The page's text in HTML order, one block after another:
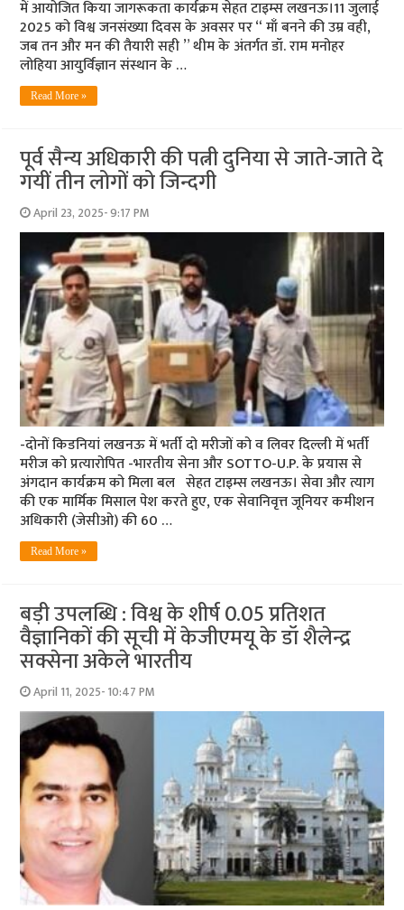
में आयोजित किया जागरूकता कार्यक्रम सेहत टाइम्स लखनऊ।11 जुलाई
2025 को विश्व जनसंख्या दिवस के अवसर पर “ माँ बनने की उम्र वही,
जब तन और मन की तैयारी सही ” थीम के अंतर्गत डॉ. राम मनोहर
लोहिया आयुर्विज्ञान संस्थान के …
Read More »
पूर्व सैन्य अधिकारी की पत्नी दुनिया से जाते-जाते दे
गयीं तीन लोगों को जिन्दगी
April 23, 2025- 9:17 PM
-दोनों कि​डनियां लखनऊ में भर्ती दो मरीजों को व लिवर दिल्ली में भर्ती
मरीज को प्रत्यारोपित -भारतीय सेना और SOTTO-U.P. के प्रयास से
अंगदान कार्यक्रम को मिला बल सेहत टाइम्स लखनऊ। सेवा और त्याग
की एक मार्मिक मिसाल पेश करते हुए, एक सेवानिवृत्त जूनियर कमीशन
अधिकारी (जेसीओ) की 60 …
Read More »
बड़ी उपलब्धि : विश्व के शीर्ष 0.05 प्रतिशत
वैज्ञानिकों की सूची में केजीएमयू के डॉ शैलेन्द्र
सक्सेना अकेले भारतीय
April 11, 2025- 10:47 PM